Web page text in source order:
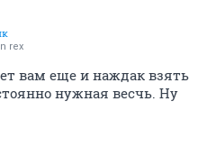
rex
вам еще и наждак взять
нужная весчь. Ну